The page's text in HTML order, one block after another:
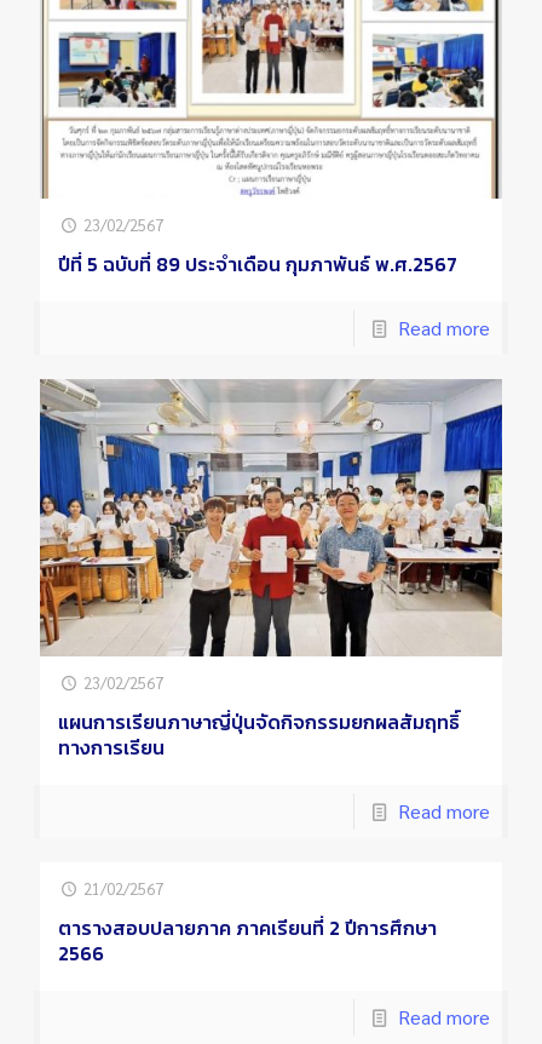
23/02/2567
ปีที่ 5 ฉบับที่ 89 ประจำเดือน กุมภาพันธ์ พ.ศ.2567
Read more
23/02/2567
แผนการเรียนภาษาญี่ปุ่นจัดกิจกรรมยกผลสัมฤทธิ์
ทางการเรียน
Read more
21/02/2567
ตารางสอบปลายภาค ภาคเรียนที่ 2 ปีการศึกษา
2566
Read more